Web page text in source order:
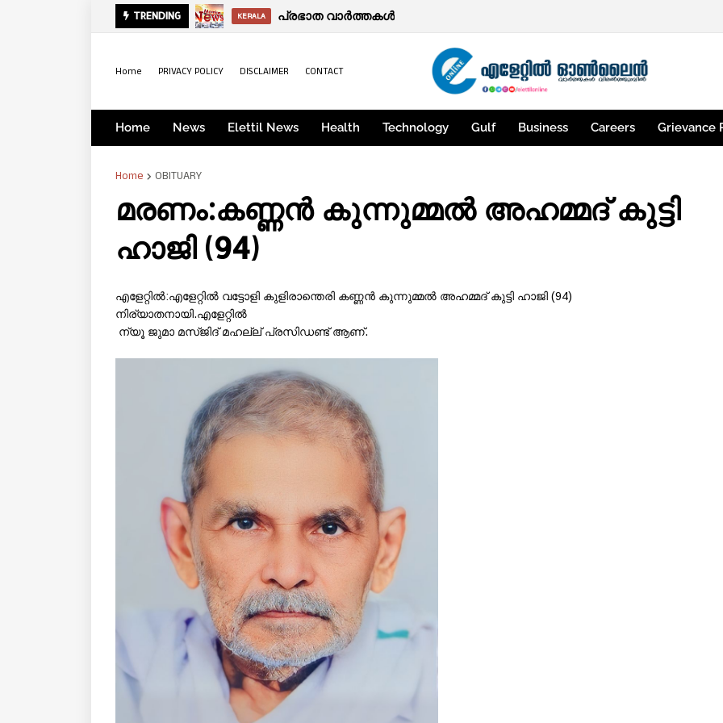
TRENDING KERALA പ്രഭാത വാർത്തകൾ
KODUVALLY ഫ്രഷ് കട്ട് പ്രവർത്തിക്കില്ലന്ന് ചർച്ചയിൽ ധാരണ:ഉപരോധ സമരം
Home PRIVACY POLICY DISCLAIMER CONTACT
Home News Elettil News Health Technology Gulf Business Careers Grievance
Home OBITUARY
മരണം:കണ്ണൻ കുന്നുമ്മൽ അഹമ്മദ് കുട്ടി
ഹാജി (94)
എളേറ്റിൽ:എളേറ്റിൽ വട്ടോളി കുളിരാന്തെരി കണ്ണൻ കുന്നുമ്മൽ അഹമ്മദ് കുട്ടി ഹാജി (94)
നിര്യാതനായി.എളേറ്റിൽ
ന്യൂ ജുമാ മസ്ജിദ് മഹല്ല് പ്രസിഡണ്ട് ആണ്.